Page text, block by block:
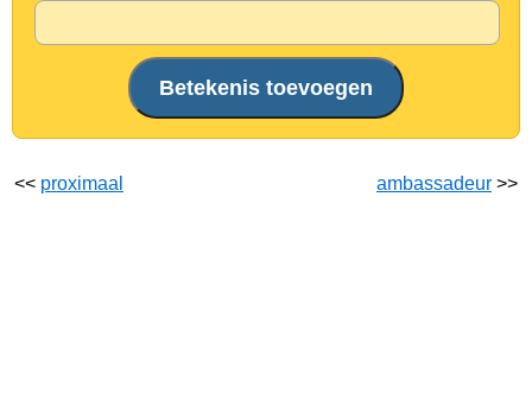
<< proximaal ambassadeur >>